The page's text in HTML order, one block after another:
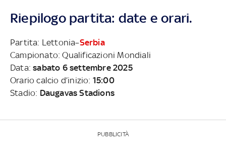
Riepilogo partita: date e orari.
Partita: Lettonia–Serbia
Campionato: Qualificazioni Mondiali
Data:sabato 6 settembre 2025
Orario calcio d’inizio: 15:00
Stadio: Daugavas Stadions
PUBBLICITÀ